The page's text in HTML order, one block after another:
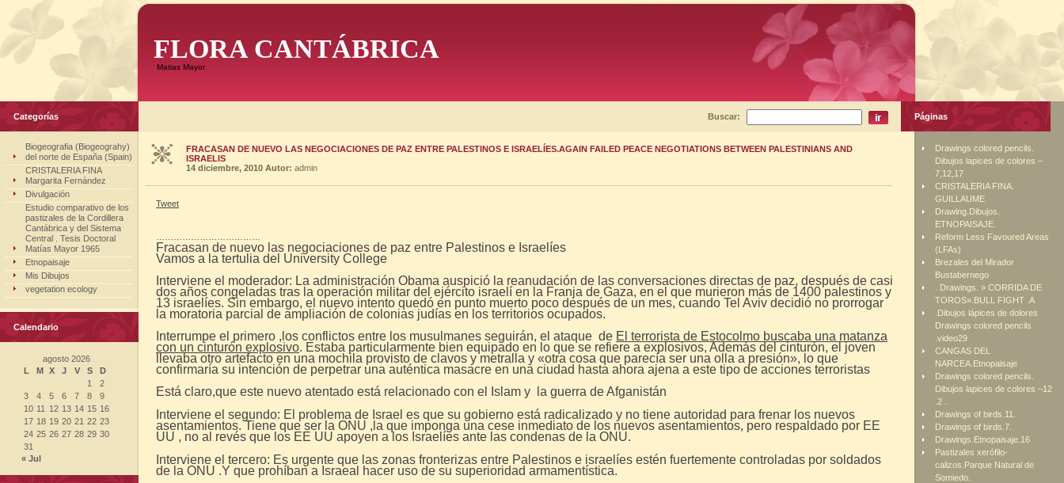
FLORA CANTÁBRICA
Matias Mayor
Categorías
Biogeografia (Biogeograhy)
del norte de España (Spain)
CRISTALERIA FINA
Margarita Fernández
Divulgación
Estudio comparativo de los
pastizales de la Cordillera
Cantábrica y del Sistema
Central . Tesis Doctoral
Matías Mayor 1965
Etnopaisaje
Mis Dibujos
vegetation ecology
Calendario
agosto 2026
L
M X J V S
D
1
2
3
4 5 6 7 8
9
10 11 12 13 14 15 16
17 18 19 20 21 22 23
24 25 26 27 28 29 30
31
« Jul
Buscar:
FRACASAN DE NUEVO LAS NEGOCIACIONES DE PAZ ENTRE PALESTINOS E ISRAELÍES.AGAIN FAILED PEACE NEGOTIATIONS BETWEEN PALESTINIANS AND
ISRAELIS
14 diciembre, 2010 Autor: admin
Tweet
Fracasan de nuevo las negociaciones de paz entre Palestinos e Israelíes
Vamos a la tertulia del University College
Interviene el moderador: La administración Obama auspició la reanudación de las conversaciones directas de paz, después de casi
dos años congeladas tras la operación militar del ejército israelí en la Franja de Gaza, en el que murieron más de 1400 palestinos y
13 israelíes. Sin embargo, el nuevo intento quedó en punto muerto poco después de un mes, cuando Tel Aviv decidió no prorrogar
la moratoria parcial de ampliación de colonias judías en los territorios ocupados.
Interrumpe el primero ,los conflictos entre los musulmanes seguirán, el ataque de El terrorista de Estocolmo buscaba una matanza
con un cinturón explosivo. Estaba particularmente bien equipado en lo que se refiere a explosivos, Además del cinturón, el joven
llevaba otro artefacto en una mochila provisto de clavos y metralla y «otra cosa que parecía ser una olla a presión», lo que
confirmaría su intención de perpetrar una auténtica masacre en una ciudad hasta ahora ajena a este tipo de acciones terroristas
Está claro,que este nuevo atentado está relacionado con el Islam y la guerra de Afganistán
Interviene el segundo: El problema de Israel es que su gobierno está radicalizado y no tiene autoridad para frenar los nuevos
asentamientos. Tiene que ser la ONU ,la que imponga una cese inmediato de los nuevos asentamientos, pero respaldado por EE
UU , no al revés que los EE UU apoyen a los Israelíes ante las condenas de la ONU.
Interviene el tercero: Es urgente que las zonas fronterizas entre Palestinos e israelíes estén fuertemente controladas por soldados
de la ONU .Y que prohíban a Israeal hacer uso de su superioridad armamentística.
Páginas
Drawings colored pencils.
Dibujos lapices de colores –
7,12,17
CRISTALERIA FINA.
GUILLAUME
Drawing.Dibujos.
ETNOPAISAJE.
Reform Less Favoured Areas
(LFAs)
Brezales del Mirador
Bustabernego
. Drawings. » CORRIDA DE
TOROS».BULL FIGHT .A
.Dibujos lápices de dolores
Drawings colored pencils
.video29
CANGAS DEL
NARCEA.Etnopaisaje
Drawings colored pencils.
Dibujos lapices de colores –12
.2 .
Drawings of birds.11.
Drawings of birds.7.
Drawings.Etnopaisaje.16
Pastizales xerófilo-
calizos.Parque Natural de
Somiedo.